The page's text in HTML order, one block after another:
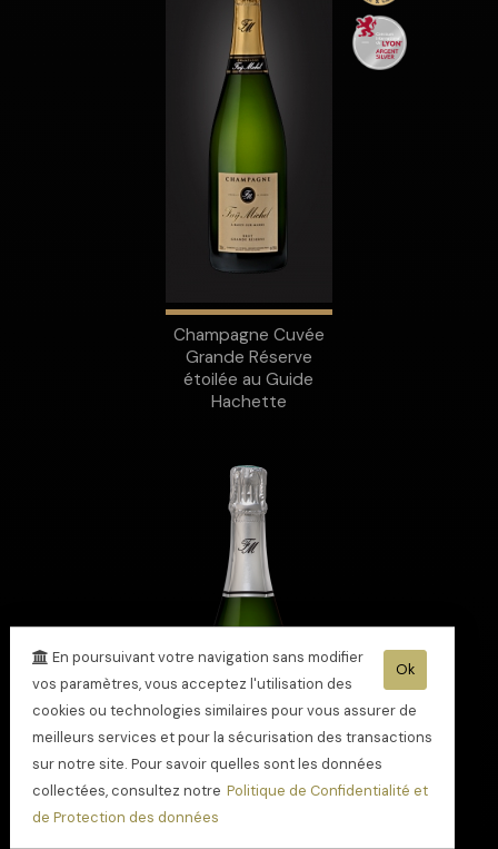
Champagne Cuvée
Grande Réserve
étoilée au Guide
Hachette
Ok
En poursuivant votre navigation sans modifier
vos paramètres, vous acceptez l'utilisation des
cookies ou technologies similaires pour vous assurer de
meilleurs services et pour la sécurisation des transactions
sur notre site. Pour savoir quelles sont les données
collectées, consultez notre Politique de Confidentialité et
de Protection des données